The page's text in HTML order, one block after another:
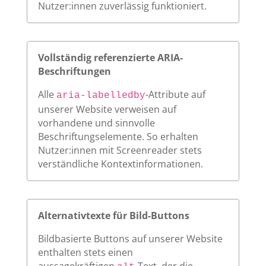
Nutzer:innen zuverlässig funktioniert.
Vollständig referenzierte ARIA-
Beschriftungen
Alle aria-labelledby-Attribute auf
unserer Website verweisen auf
vorhandene und sinnvolle
Beschriftungselemente. So erhalten
Nutzer:innen mit Screenreader stets
verständliche Kontextinformationen.
Alternativtexte für Bild-Buttons
Bildbasierte Buttons auf unserer Website
enthalten stets einen